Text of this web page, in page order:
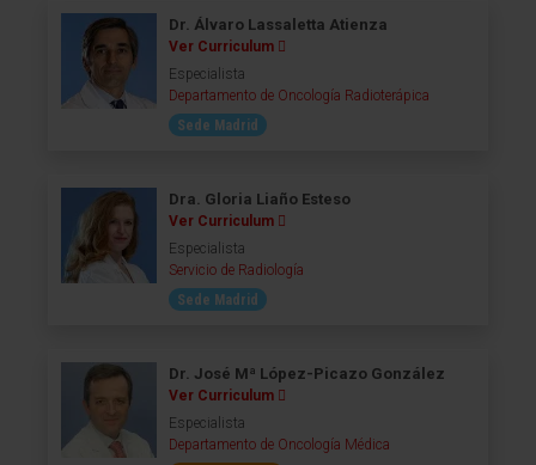
Dr. Álvaro Lassaletta Atienza
Ver Curriculum
Especialista
Departamento de Oncología Radioterápica
Sede Madrid
Dra. Gloria Liaño Esteso
Ver Curriculum
Especialista
Servicio de Radiología
Sede Madrid
Dr. José Mª López-Picazo González
Ver Curriculum
Especialista
Departamento de Oncología Médica